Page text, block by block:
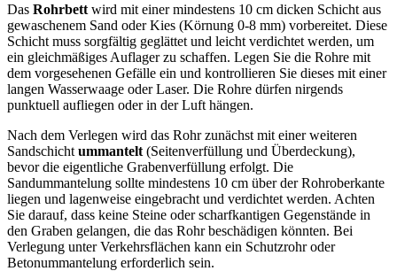
Das Rohrbett wird mit einer mindestens 10 cm dicken Schicht aus
gewaschenem Sand oder Kies (Körnung 0-8 mm) vorbereitet. Diese
Schicht muss sorgfältig geglättet und leicht verdichtet werden, um
ein gleichmäßiges Auflager zu schaffen. Legen Sie die Rohre mit
dem vorgesehenen Gefälle ein und kontrollieren Sie dieses mit einer
langen Wasserwaage oder Laser. Die Rohre dürfen nirgends
punktuell aufliegen oder in der Luft hängen.
Nach dem Verlegen wird das Rohr zunächst mit einer weiteren
Sandschicht ummantelt (Seitenverfüllung und Überdeckung),
bevor die eigentliche Grabenverfüllung erfolgt. Die
Sandummantelung sollte mindestens 10 cm über der Rohroberkante
liegen und lagenweise eingebracht und verdichtet werden. Achten
Sie darauf, dass keine Steine oder scharfkantigen Gegenstände in
den Graben gelangen, die das Rohr beschädigen könnten. Bei
Verlegung unter Verkehrsflächen kann ein Schutzrohr oder
Betonummantelung erforderlich sein.